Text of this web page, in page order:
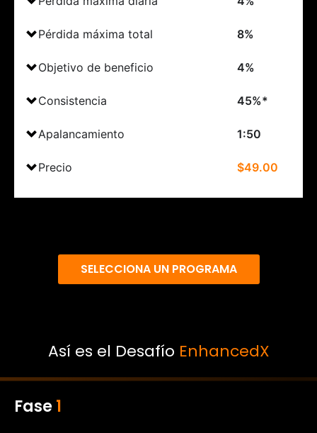
Pérdida máxima total 8%
Objetivo de beneficio 4%
Consistencia 45%*
Apalancamiento 1:50
Precio $49.00
SELECCIONA UN PROGRAMA
Así es el Desafío EnhancedX
Fase1